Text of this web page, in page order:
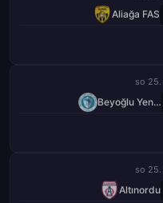
Aliağa FAS
so 25.
Beyoğlu Yeni Čarşı
so 25.
Altınordu